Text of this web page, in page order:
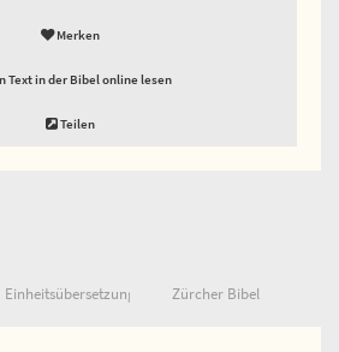
Merken
Text in der Bibel online lesen
Teilen
Einheitsübersetzung Zürcher Bibel